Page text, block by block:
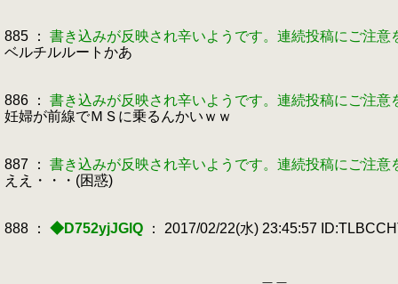
885 ： 書き込みが反映され辛いようです。連続投稿にご注意
ベルチルルートかあ
886 ： 書き込みが反映され辛いようです。連続投稿にご注意
妊婦が前線でＭＳに乗るんかいｗｗ
887 ： 書き込みが反映され辛いようです。連続投稿にご注意
ええ・・・(困惑)
888 ： ◆D752yjJGlQ ： 2017/02/22(水) 23:45:57